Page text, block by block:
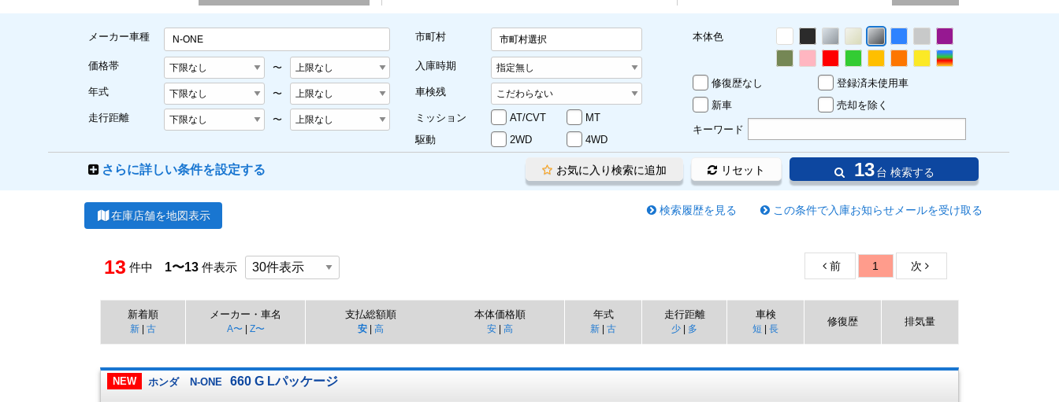
メーカー車種 N-ONE
価格帯 〜
年式 〜
走行距離 〜
市町村 市町村選択
入庫時期
車検残
ミッション AT/CVT
MT
駆動
2WD 4WD
本体色
修復歴なし
登録済未使用車
新車
売却を除く
キーワード
さらに詳しい条件を設定する 13 台 検索する
リセット
お気に入り検索に追加
在庫店舗を地図表示 この条件で入庫お知らせメールを受け取る
検索履歴を見る
13 件中 1〜13 件表示 前 1 次
新着順
新 古
メーカー・車名
A〜| Z〜
支払総額順
安| 高
本体価格順
安| 高
年式
新 古
走行距離
少 多
車検
短 長
修復歴 排気量
NEW ホンダ N-ONE 660 G Lパッケージ